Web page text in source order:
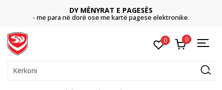
DY MËNYRAT E PAGESËS
- me para në dorë ose me kartë pagese elektronike.
0 0
Kërkoni